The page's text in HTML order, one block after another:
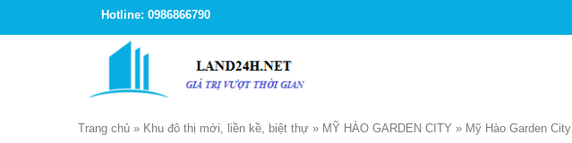
Hotline: 0986866790
Trang chủ » Khu đô thị mới, liền kề, biệt thự » MỸ HÀO GARDEN CITY » Mỹ Hào Garden City